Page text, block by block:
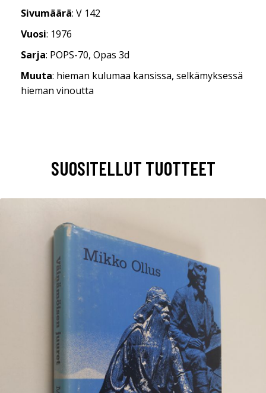
Sivumäärä: V 142
Vuosi: 1976
Sarja: POPS-70, Opas 3d
Muuta: hieman kulumaa kansissa, selkämyksessä
hieman vinoutta
SUOSITELLUT TUOTTEET